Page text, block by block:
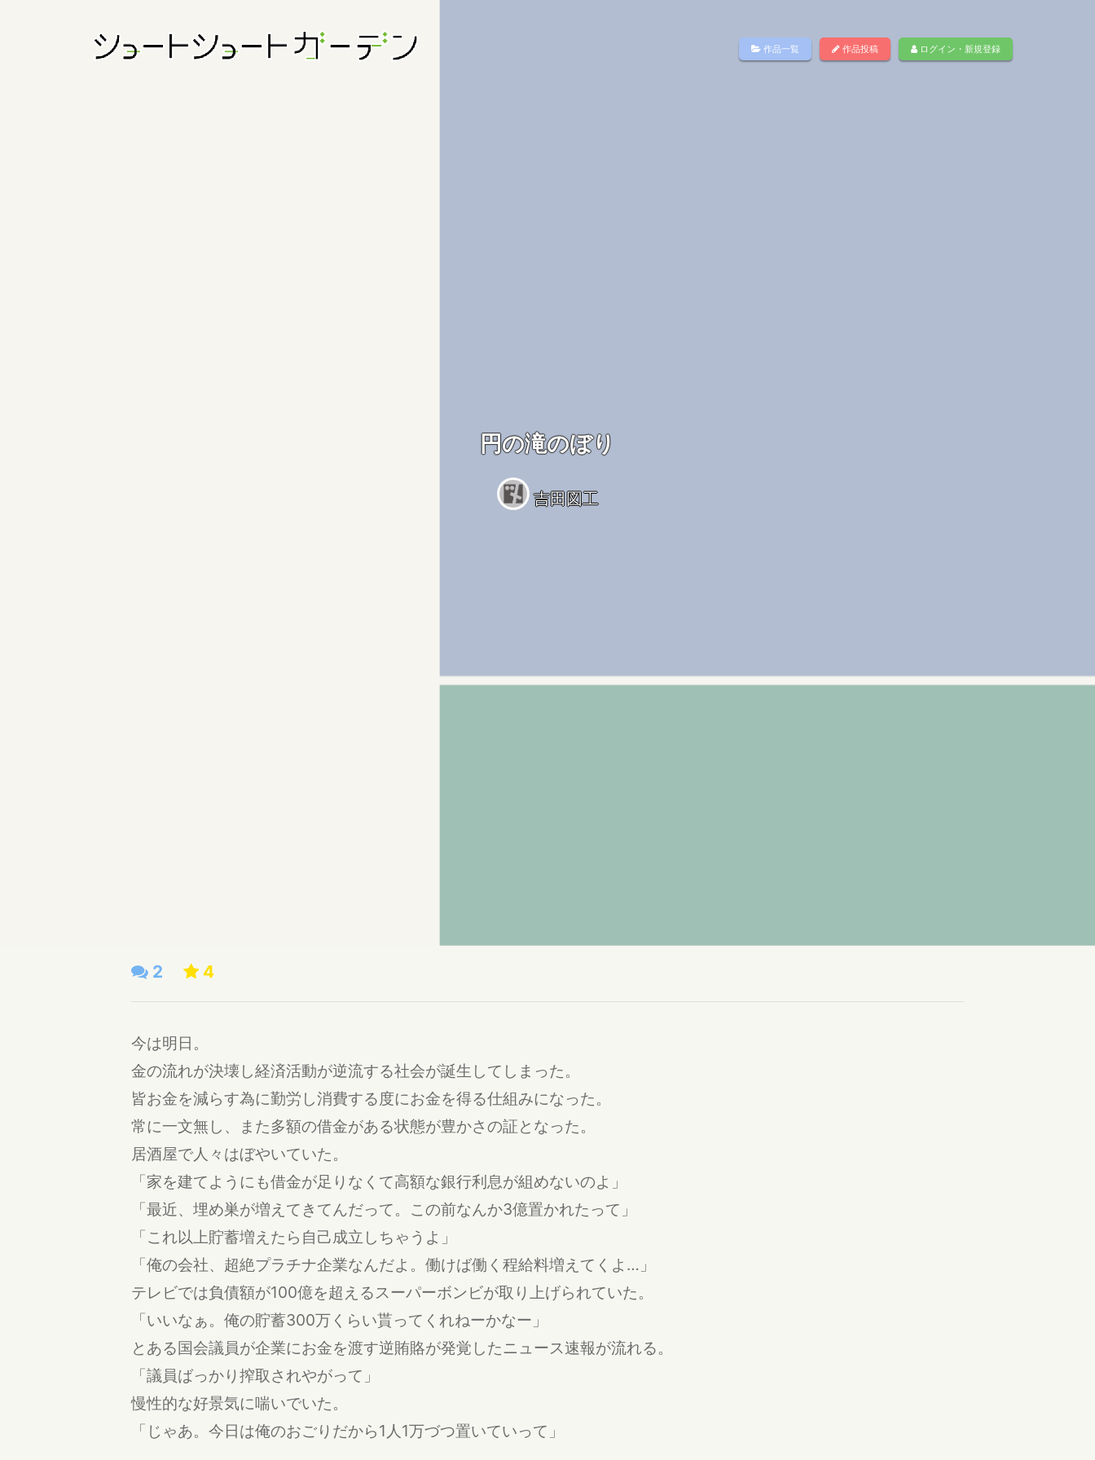
作品一覧 作品投稿 ログイン・新規登録
円の滝のぼり
吉田図工
2 4
今は明日。
金の流れが決壊し経済活動が逆流する社会が誕生してしまった。
皆お金を減らす為に勤労し消費する度にお金を得る仕組みになった。
常に一文無し、また多額の借金がある状態が豊かさの証となった。
居酒屋で人々はぼやいていた。
「家を建てようにも借金が足りなくて高額な銀行利息が組めないのよ」
「最近、埋め巣が増えてきてんだって。この前なんか3億置かれたって」
「これ以上貯蓄増えたら自己成立しちゃうよ」
「俺の会社、超絶プラチナ企業なんだよ。働けば働く程給料増えてくよ…」
テレビでは負債額が100億を超えるスーパーボンビが取り上げられていた。
「いいなぁ。俺の貯蓄300万くらい貰ってくれねーかなー」
とある国会議員が企業にお金を渡す逆賄賂が発覚したニュース速報が流れる。
「議員ばっかり搾取されやがって」
慢性的な好景気に喘いでいた。
「じゃあ。今日は俺のおごりだから1人1万づつ置いていって」